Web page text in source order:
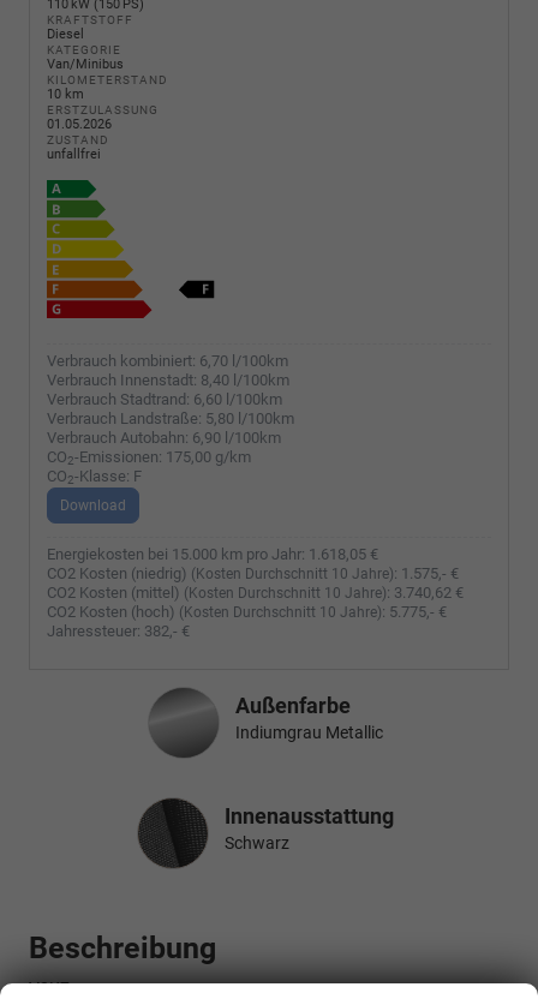
110 kW (150 PS)
KRAFTSTOFF
Diesel
KATEGORIE
Van/Minibus
KILOMETERSTAND
10 km
ERSTZULASSUNG
01.05.2026
ZUSTAND
unfallfrei
Verbrauch kombiniert: 6,70 l/100km
Verbrauch Innenstadt: 8,40 l/100km
Verbrauch Stadtrand: 6,60 l/100km
Verbrauch Landstraße: 5,80 l/100km
Verbrauch Autobahn: 6,90 l/100km
CO2-Emissionen: 175,00 g/km
CO2-Klasse: F
Download
Energiekosten bei 15.000 km pro Jahr: 1.618,05 €
CO2 Kosten (niedrig) (Kosten Durchschnitt 10 Jahre): 1.575,- €
CO2 Kosten (mittel) (Kosten Durchschnitt 10 Jahre): 3.740,62 €
CO2 Kosten (hoch) (Kosten Durchschnitt 10 Jahre): 5.775,- €
Jahressteuer: 382,- €
Außenfarbe
Indiumgrau Metallic
InnenausstattungInnenausstattung
Schwarz
Beschreibung
V2K7